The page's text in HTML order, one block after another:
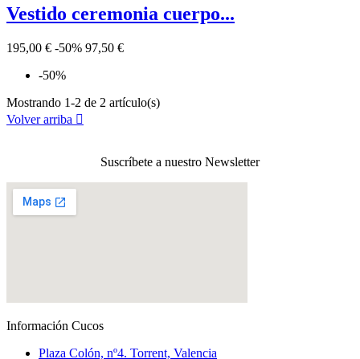
Vestido ceremonia cuerpo...
195,00 € -50% 97,50 €
-50%
Mostrando 1-2 de 2 artículo(s)
Volver arriba 
Suscríbete a nuestro Newsletter
Información Cucos
Plaza Colón, nº4. Torrent, Valencia